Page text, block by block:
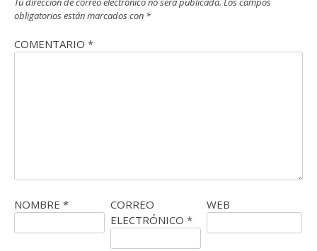
obligatorios están marcados con *
COMENTARIO *
NOMBRE *
CORREO
ELECTRÓNICO *
WEB